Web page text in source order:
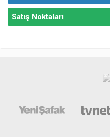
Satış Noktaları